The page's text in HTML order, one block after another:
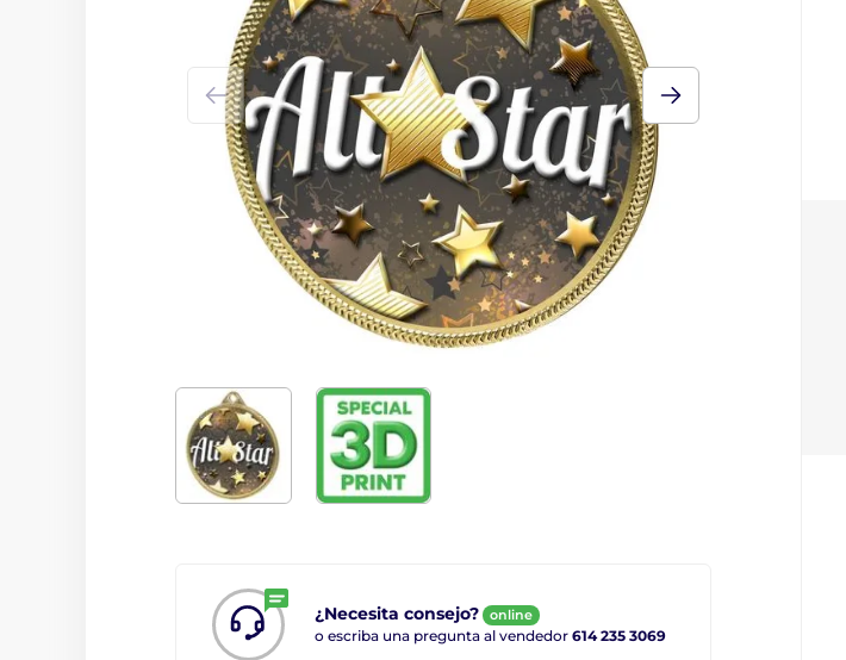
¿Necesita consejo? online
o escriba una pregunta al vendedor 614 235 3069